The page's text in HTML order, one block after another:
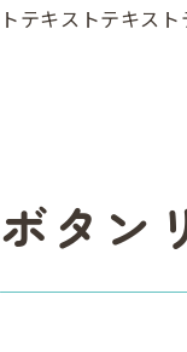
トテキストテキス
ボタン